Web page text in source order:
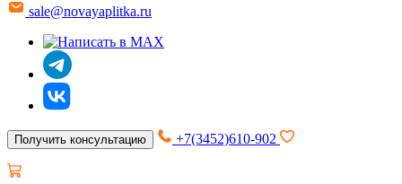
sale@novayaplitka.ru
Получить консультацию +7(3452)610-902